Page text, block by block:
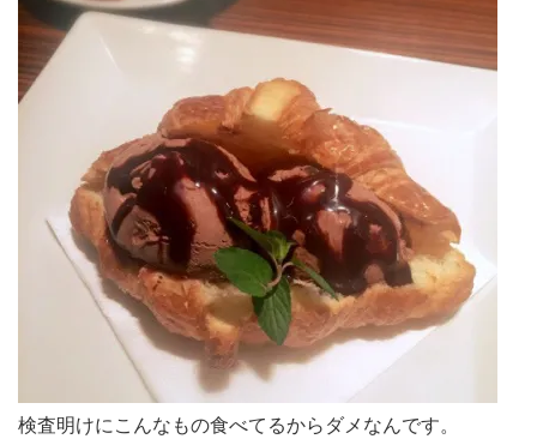
検査明けにこんなもの食べてるからダメなんです。